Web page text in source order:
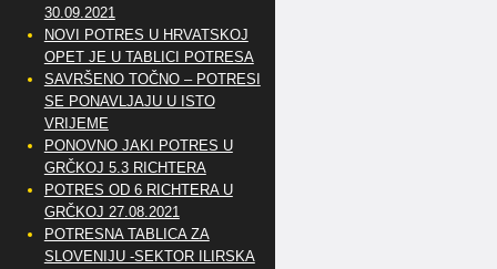
30.09.2021
NOVI POTRES U HRVATSKOJ
OPET JE U TABLICI POTRESA
SAVRŠENO TOČNO – POTRESI
SE PONAVLJAJU U ISTO
VRIJEME
PONOVNO JAKI POTRES U
GRČKOJ 5.3 RICHTERA
POTRES OD 6 RICHTERA U
GRČKOJ 27.08.2021
POTRESNA TABLICA ZA
SLOVENIJU -SEKTOR ILIRSKA